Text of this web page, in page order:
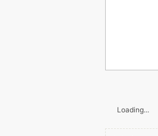
Loading...